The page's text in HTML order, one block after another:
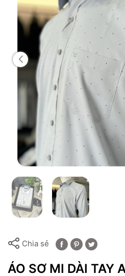
Chia sẻ
ÁO SƠ MI DÀI TAY